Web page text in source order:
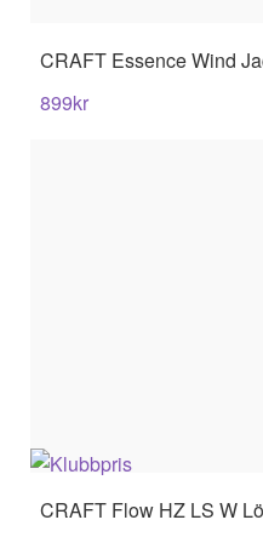
CRAFT Essence Wind
899kr
CRAFT Flow HZ LS W